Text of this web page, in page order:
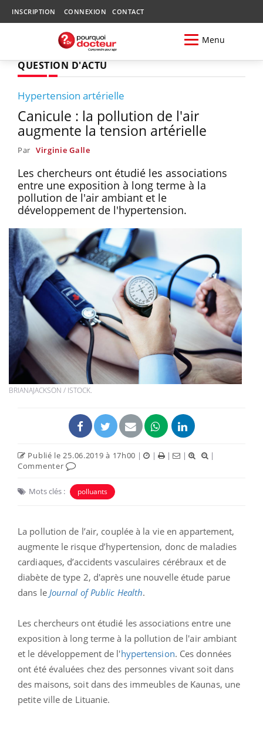
INSCRIPTION CONNEXION CONTACT
Menu
QUESTION D'ACTU
Hypertension artérielle
Canicule : la pollution de l'air
augmente la tension artérielle
Par Virginie Galle
Les chercheurs ont étudié les associations
entre une exposition à long terme à la
pollution de l'air ambiant et le
développement de l'hypertension.
BRIANAJACKSON / ISTOCK.
Publié le 25.06.2019 à 17h00 | | | |
|
Commenter
Mots clés : polluants
La pollution de l’air, couplée à la vie en appartement,
augmente le risque d’hypertension, donc de maladies
cardiaques, d’accidents vasculaires cérébraux et de
diabète de type 2, d'après une nouvelle étude parue
dans leJournal of Public Health.
Les chercheurs ont étudié les associations entre une
exposition à long terme à la pollution de l'air ambiant
et le développement de l'hypertension. Ces données
ont été évaluées chez des personnes vivant soit dans
des maisons, soit dans des immeubles de Kaunas, une
petite ville de Lituanie.